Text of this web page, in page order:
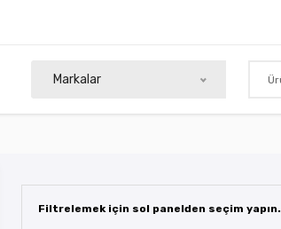
Markalar
Filtrelemek için sol panelden seçim yapın.